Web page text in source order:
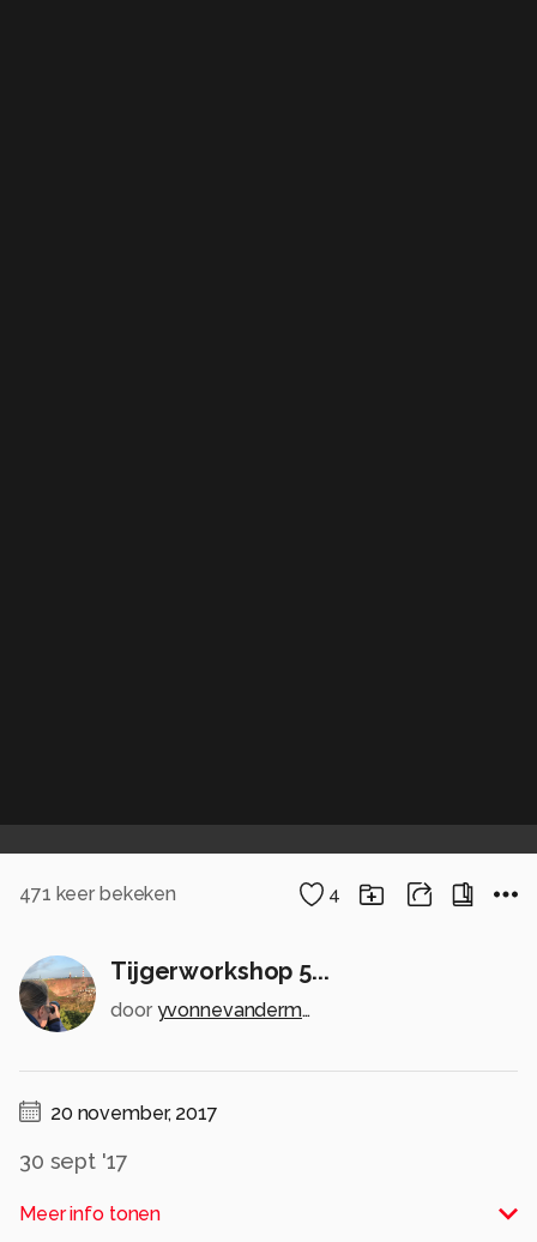
471 keer bekeken 4
Tijgerworkshop 5...
door yvonnevandermeer
20 november, 2017
30 sept '17
Hier zijn we binnen, beneden bij de hal waar de
Meer info tonen